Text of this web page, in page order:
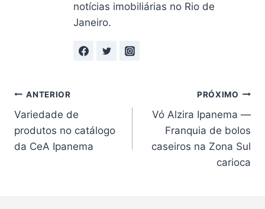
notícias imobiliárias no Rio de
Janeiro.
Navegação
de
Post
ANTERIOR
Variedade de
produtos no catálogo
da CeA Ipanema
PRÓXIMO
Vó Alzira Ipanema —
Franquia de bolos
caseiros na Zona Sul
carioca